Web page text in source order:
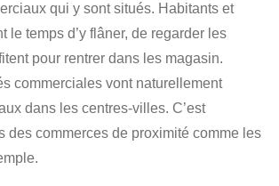
qui y sont situés. Habitants et
le temps d’y flâner, de regarder les
pour rentrer dans les magasin.
commerciales vont naturellement
dans les centres-villes. C’est
des commerces de proximité comme les